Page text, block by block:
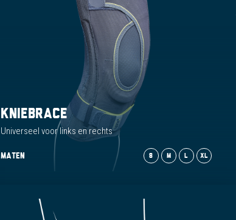
KNIEBRACE
Universeel voor links en rechts
MATEN S M L XL